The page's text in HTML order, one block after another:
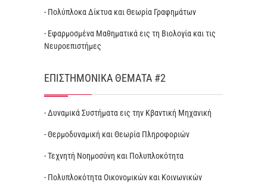
- Πολύπλοκα Δίκτυα και Θεωρία Γραφημάτων
- Εφαρμοσμένα Μαθηματικά εις τη Βιολογία και τις
Νευροεπιστήμες
ΕΠΙΣΤΗΜΟΝΙΚΆ ΘΈΜΑΤΑ #2
- Δυναμικά Συστήματα εις την Κβαντική Μηχανική
- Θερμοδυναμική και Θεωρία Πληροφοριών
- Τεχνητή Νοημοσύνη και Πολυπλοκότητα
- Πολυπλοκότητα Οικονομικών και Κοινωνικών